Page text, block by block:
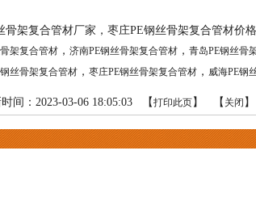
骨架复合管材厂家，枣庄PE钢丝骨架复合管材价
架复合管材， 济南PE钢丝骨架复合管材， 青岛PE钢丝骨
丝骨架复合管材， 枣庄PE钢丝骨架复合管材， 威海PE钢
间：2023-03-06 18:05:03 【打印此页】 【 关闭 】